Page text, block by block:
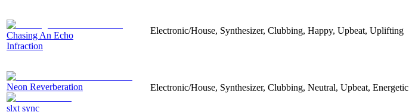
Chasing An Echo
Infraction
Electronic/House, Synthesizer, Clubbing, Happy, Upbeat, Uplifting
Neon Reverberation
slxt sync
Electronic/House, Synthesizer, Clubbing, Neutral, Upbeat, Energetic